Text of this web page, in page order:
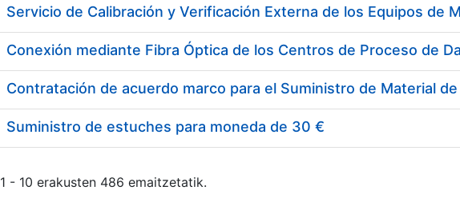
Suministro de estuches para moneda de 30 €
1 - 10 erakusten 486 emaitzetatik.